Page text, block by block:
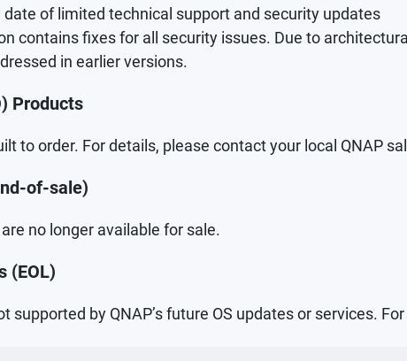
date of limited technical support and security updates
contains fixes for all security issues. Due to
in earlier versions.
Products
to order. For details, please contact your local QNAP
of-sale)
no longer available for sale.
(EOL)
supported by QNAP’s future OS updates or services.